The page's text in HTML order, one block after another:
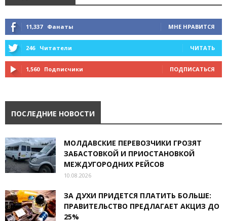
11,337 Фанаты МНЕ НРАВИТСЯ
246 Читатели ЧИТАТЬ
1,560 Подписчики ПОДПИСАТЬСЯ
ПОСЛЕДНИЕ НОВОСТИ
МОЛДАВСКИЕ ПЕРЕВОЗЧИКИ ГРОЗЯТ
ЗАБАСТОВКОЙ И ПРИОСТАНОВКОЙ
МЕЖДУГОРОДНИХ РЕЙСОВ
10.08.2026
ЗА ДУХИ ПРИДЕТСЯ ПЛАТИТЬ БОЛЬШЕ:
ПРАВИТЕЛЬСТВО ПРЕДЛАГАЕТ АКЦИЗ ДО
25%